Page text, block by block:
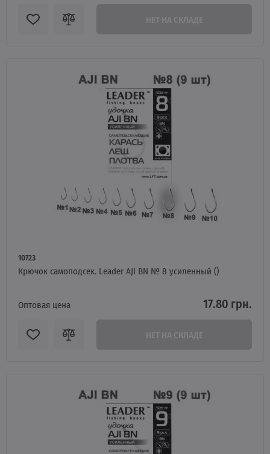
10723
Крючок самоподсек. Leader AJI BN № 8 усиленный ()
Оптовая цена 17.80 грн.